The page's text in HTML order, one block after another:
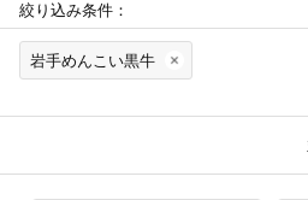
絞り込み条件：
岩手めんこい黒牛